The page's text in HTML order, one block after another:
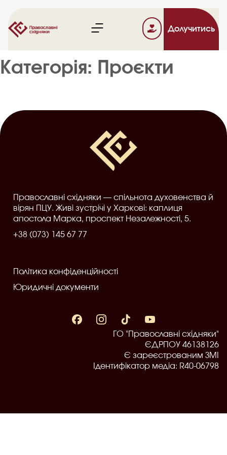
Долучитись
Категорія: Проєкти
Православні східняки — спільнота духовенства й
вірян ПЦУ. Живі зустрічі у Харкові: каплиця
апостола Марка, проспект Незалежності, 5.
+38 (073) 145 67 77
Політика конфіденційності
Юридичні документи
ГО "Православні східняки"
ЄДРПОУ 46138126
Є зареєстрованим ЗМІ
Ідентифікатор медіа: R40-06798